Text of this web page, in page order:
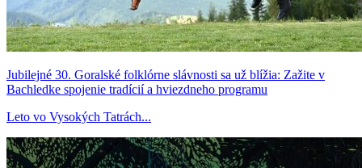
Jubilejné 30. Goralské folklórne slávnosti sa už blížia: Zažite v
Bachledke spojenie tradícií a hviezdneho programu
Leto vo Vysokých Tatrách...